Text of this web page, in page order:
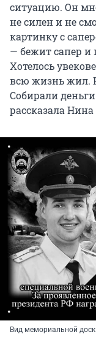
ситуацию. Он
не силен и не
картинку с
— бежит сапер и
Хотелось
всю жизнь жил.
Собирали
рассказала
Вид мемориальной